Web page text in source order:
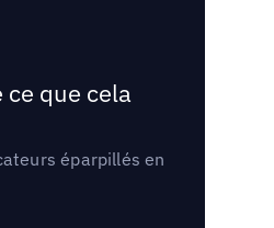
que cela
éparpillés en